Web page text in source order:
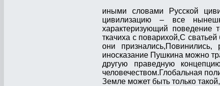
иными словами Русской
цивилизацию – все
характеризующий поведение
ткачиха с поварихой,С
они
иносказание Пушкина можно
другую праведную
человечеством.Глобальная
Земле может быть только